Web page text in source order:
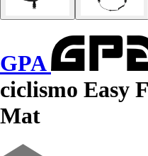
GPA
ciclismo Easy
Mat